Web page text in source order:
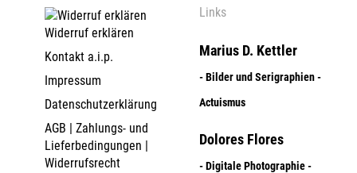
Widerruf erklären
Kontakt a.i.p.
Impressum
Datenschutzerklärung
AGB | Zahlungs- und
Lieferbedingungen |
Widerrufsrecht
Links
Marius D. Kettler
- Bilder und Serigraphien -
Actuismus
Dolores Flores
- Digitale Photographie -